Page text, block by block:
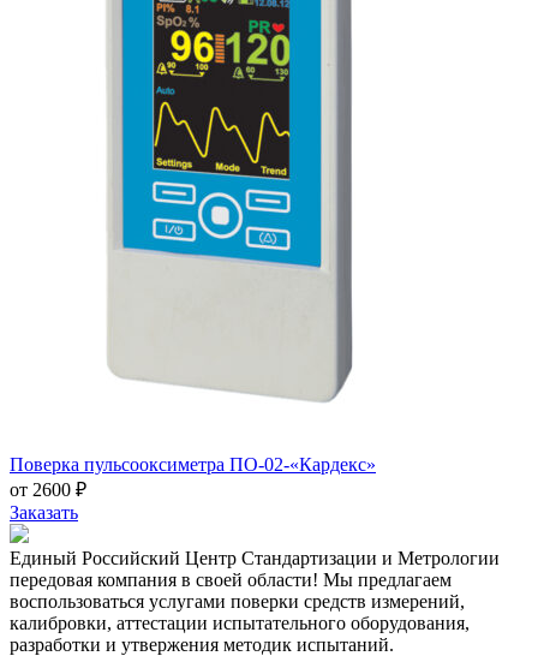
Поверка пульсооксиметра ПО-02-«Кардекс»
от 2600 ₽
Заказать
Единый Российский Центр Стандартизации и Метрологии
передовая компания в своей области! Мы предлагаем
воспользоваться услугами поверки средств измерений,
калибровки, аттестации испытательного оборудования,
разработки и утвержения методик испытаний.